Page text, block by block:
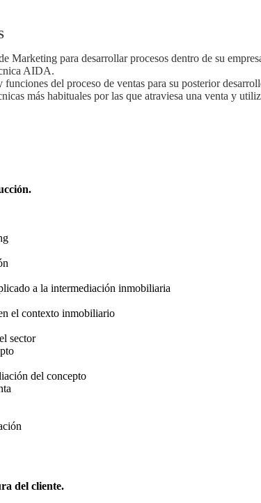
Marketing para desarrollar procesos dentro de su
AIDA.
funciones del proceso de ventas para su posterior
más habituales por las que atraviesa una venta y
a la intermediación inmobiliaria
el contexto inmobiliario
sector
del concepto
del cliente.